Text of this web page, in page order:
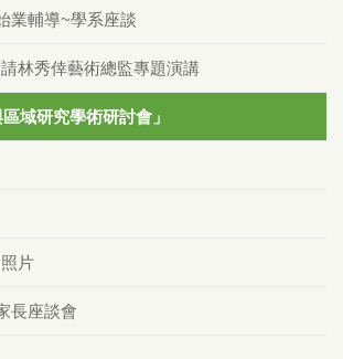
業輔導~學系座談
請林秀倖藝術總監專題演講
區域研究學術研討會」
片
長座談會